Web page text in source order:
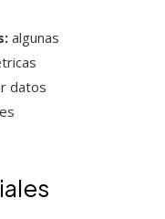
algunas
datos